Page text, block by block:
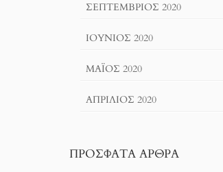
ΣΕΠΤΈΜΒΡΙΟΣ 2020
ΙΟΎΝΙΟΣ 2020
ΜΆΙΟΣ 2020
ΑΠΡΊΛΙΟΣ 2020
ΠΡΌΣΦΑΤΑ ΆΡΘΡΑ